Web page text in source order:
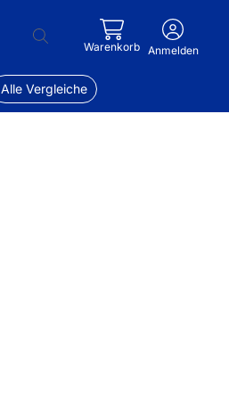
Warenkorb Anmelden
Alle Vergleiche